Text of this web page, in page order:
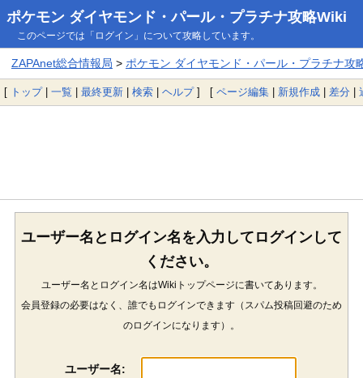
ポケモン ダイヤモンド・パール・プラチナ攻略Wiki
このページでは「ログイン」について攻略しています。
ZAPAnet総合情報局 > ポケモン ダイヤモンド・パール・プラチナ攻
[ トップ| 一覧 | 最終更新 | 検索 | ヘルプ] [ ページ編集 | 新規作成 | 差分 |
ユーザー名とログイン名を入力してログインして
ください。
ユーザー名とログイン名はWikiトップページに書いてあります。
会員登録の必要はなく、誰でもログインできます（スパム投稿回避のため
のログインになります）。
ユーザー名: